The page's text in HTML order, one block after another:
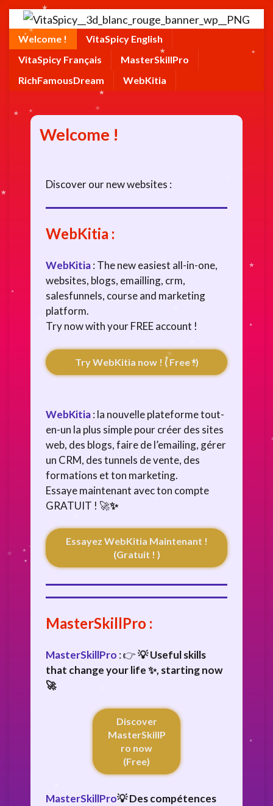
Welcome !
VitaSpicy English
VitaSpicy Français
MasterSkillPro
RichFamousDream
WebKitia
Welcome !
Discover our new websites :
WebKitia :
WebKitia: The new easiest all-in-one,
websites, blogs, emailling, crm,
salesfunnels, course and marketing
platform.
Try now with your FREE account !
Try WebKitia now ! ( Free !)
WebKitia: la nouvelle plateforme tout-
en-un la plus simple pour créer des sites
web, des blogs, faire de l’emailing, gérer
un CRM, des tunnels de vente, des
formations et ton marketing.
Essaye maintenant avec ton compte
GRATUIT ! 🚀✨
Essayez WebKitia Maintenant !
(Gratuit ! )
MasterSkillPro :
MasterSkillPro : 👉💡 Useful skills
that change your life ✨, starting now
🚀
Discover
MasterSkillP
ro now
(Free)
MasterSkillPro💡 Des compétences